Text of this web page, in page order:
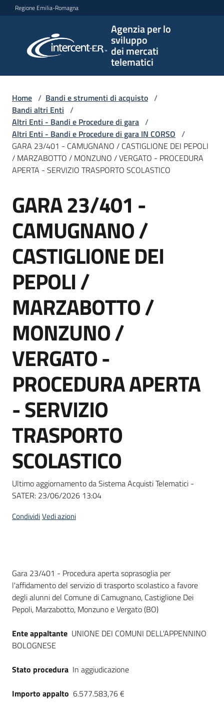
Vai al contenuto
Vai alla navigazione
Vai al footer
Regione Emilia-Romagna
Agenzia per lo
sviluppo
dei mercati
telematici
per lo
sviluppo
telematici
L'Agenzia
e
strumenti
acquisto
Supporto
Piattaforme
telematiche
English
site
Seguici
su
Home / Bandi e strumenti di acquisto /
Bandi altri Enti /
Altri Enti - Bandi e Procedure di gara /
Altri Enti - Bandi e Procedure di gara IN CORSO /
GARA 23/401 - CAMUGNANO / CASTIGLIONE DEI PEPOLI
/ MARZABOTTO / MONZUNO / VERGATO - PROCEDURA
APERTA - SERVIZIO TRASPORTO SCOLASTICO
Salta al contenuto
GARA 23/401 -
CAMUGNANO /
CASTIGLIONE DEI
PEPOLI /
MARZABOTTO /
MONZUNO /
VERGATO -
PROCEDURA APERTA
- SERVIZIO
TRASPORTO
SCOLASTICO
Ultimo aggiornamento da Sistema Acquisti Telematici -
SATER: 23/06/2026 13:04
CondividiVedi azioni
Dati del bando
Gara 23/401 - Procedura aperta soprasoglia per
l'affidamento del servizio di trasporto scolastico a favore
degli alunni del Comune di Camugnano, Castiglione Dei
Pepoli, Marzabotto, Monzuno e Vergato (BO)
Ente appaltante UNIONE DEI COMUNI DELL'APPENNINO
BOLOGNESE
Stato procedura In aggiudicazione
Importo appalto 6.577.583,76 €